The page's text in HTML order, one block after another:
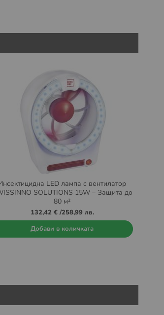
LED лампа с вентилатор
SOLUTIONS 15W – Защита до
80 м²
132,42 €/258,99 лв.
Добави в количката